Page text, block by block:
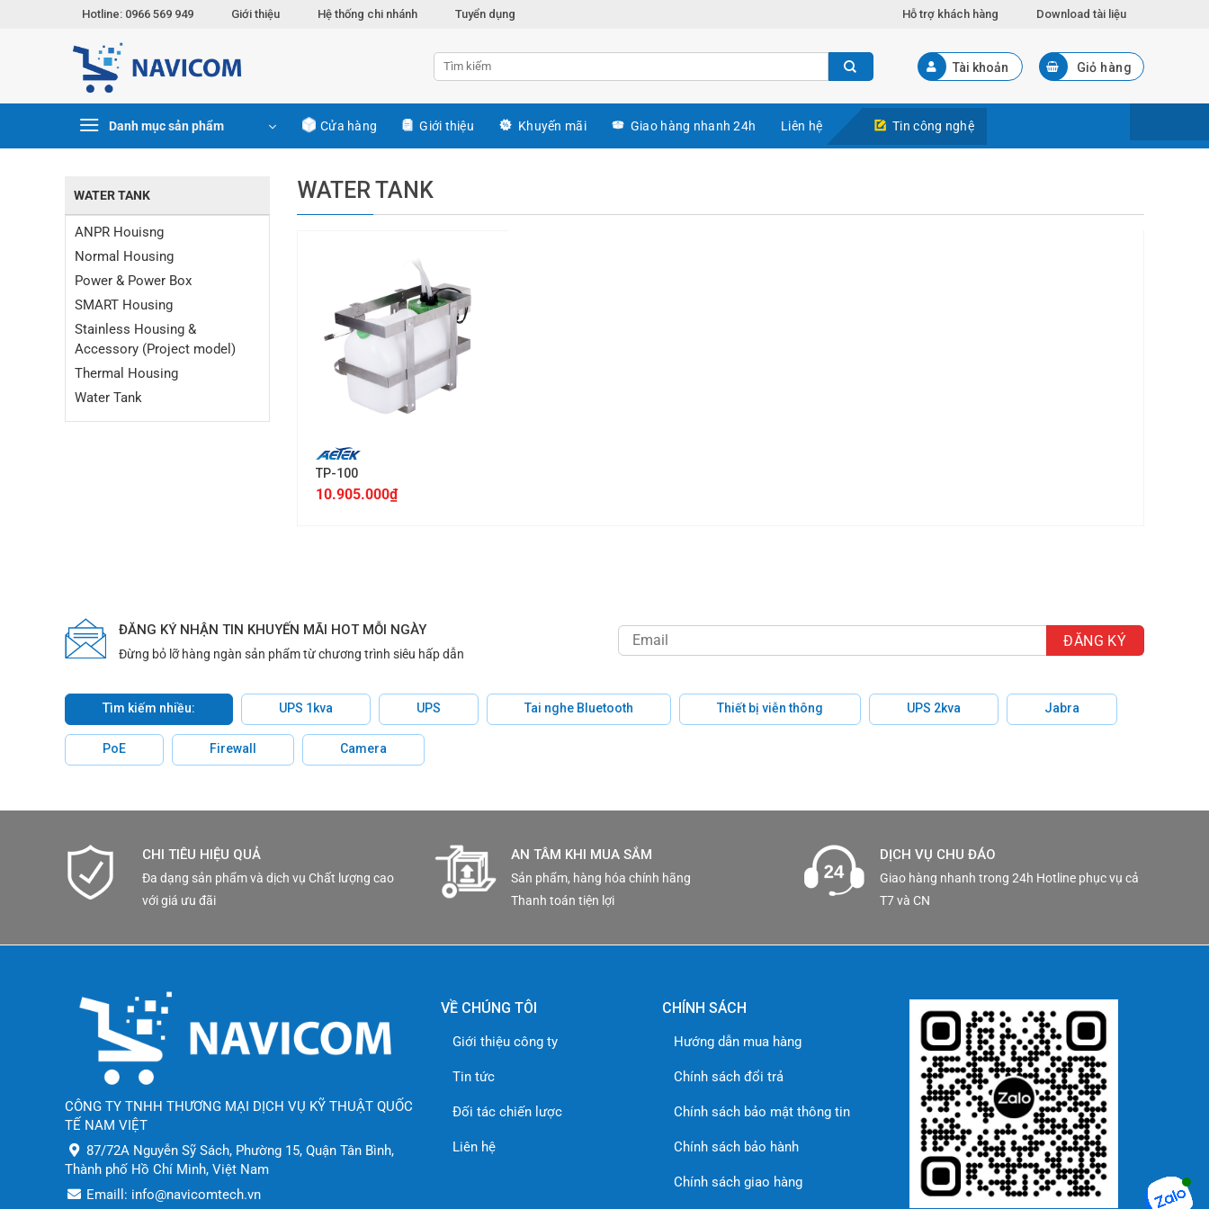
Hotline: 0966 569 949 Giới thiệu Hệ thống chi nhánh Tuyển dụng Hỗ trợ khách hàng Download tài liệu
Tài khoản Giỏ hàng
Danh mục sản phẩm Cửa hàng Giới thiệu Khuyến mãi Giao hàng nhanh 24h Liên hệ Tin công nghệ
WATER TANK
ANPR Houisng
Normal Housing
Power & Power Box
SMART Housing
Stainless Housing &
Accessory (Project model)
Thermal Housing
Water Tank
WATER TANK
TP-100
10.905.000₫
ĐĂNG KÝ NHẬN TIN KHUYẾN MÃI HOT MỖI NGÀY
Đừng bỏ lỡ hàng ngàn sản phẩm từ chương trình siêu hấp dẫn
Tìm kiếm nhiều: UPS 1kva UPS Tai nghe Bluetooth Thiết bị viễn thông UPS 2kva Jabra
PoE Firewall Camera
CHI TIÊU HIỆU QUẢ
Đa dạng sản phẩm và dịch vụ Chất lượng cao
với giá ưu đãi
AN TÂM KHI MUA SẮM
Sản phẩm, hàng hóa chính hãng
Thanh toán tiện lợi
DỊCH VỤ CHU ĐÁO
Giao hàng nhanh trong 24h Hotline phục vụ cả
T7 và CN
CÔNG TY TNHH THƯƠNG MẠI DỊCH VỤ KỸ THUẬT QUỐC
TẾ NAM VIỆT
87/72A Nguyễn Sỹ Sách, Phường 15, Quận Tân Bình,
Thành phố Hồ Chí Minh, Việt Nam
Emaill: info@navicomtech.vn
VỀ CHÚNG TÔI
Giới thiệu công ty
Tin tức
Đối tác chiến lược
Liên hệ
CHÍNH SÁCH
Hướng dẫn mua hàng
Chính sách đổi trả
Chính sách bảo mật thông tin
Chính sách bảo hành
Chính sách giao hàng